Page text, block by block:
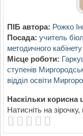
ПІБ автора: Рожко
Посада: учитель
методичного кабінету
Місце роботи:
ступенів
відділ освіти
Наскільки корисна
Натисніть на